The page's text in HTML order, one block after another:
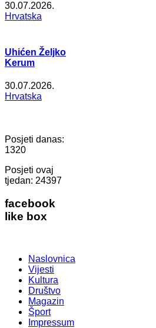
30.07.2026.
Hrvatska
Uhićen Željko
Kerum
30.07.2026.
Hrvatska
Posjeti danas:
1320
Posjeti ovaj
tjedan: 24397
facebook
like box
Naslovnica
Vijesti
Kultura
Društvo
Magazin
Šport
Impressum